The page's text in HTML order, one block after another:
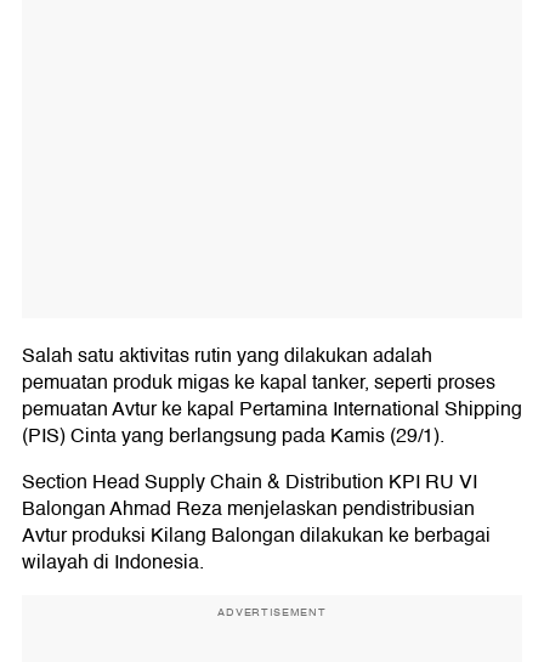
Salah satu aktivitas rutin yang dilakukan adalah
pemuatan produk migas ke kapal tanker, seperti proses
pemuatan Avtur ke kapal Pertamina International Shipping
(PIS) Cinta yang berlangsung pada Kamis (29/1).
Section Head Supply Chain & Distribution KPI RU VI
Balongan Ahmad Reza menjelaskan pendistribusian
Avtur produksi Kilang Balongan dilakukan ke berbagai
wilayah di Indonesia.
ADVERTISEMENT